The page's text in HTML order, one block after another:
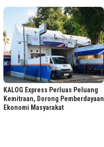
KALOG Express Perluas Peluang
Kemitraan, Dorong Pemberdayaan
Ekonomi Masyarakat